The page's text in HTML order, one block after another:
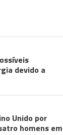
devido a
Unido por
homens em